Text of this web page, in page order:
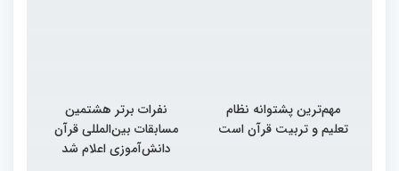
مهم‌ترین پشتوانه نظام
تعلیم و تربیت قرآن است
نفرات برتر هشتمین
مسابقات بین‌المللی قرآن
دانش‌آموزی اعلام شد